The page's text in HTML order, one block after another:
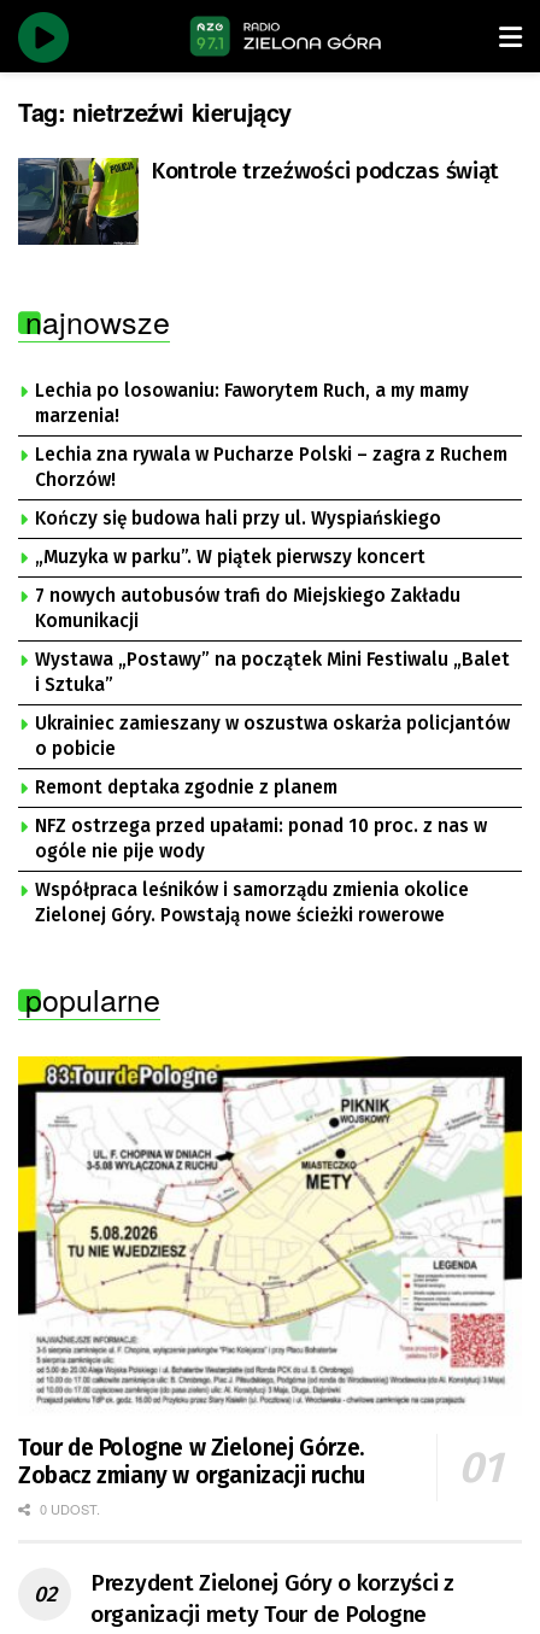
Tag: nietrzeźwi kierujący
Kontrole trzeźwości podczas świąt
najnowsze
Lechia po losowaniu: Faworytem Ruch, a my mamy
marzenia!
Lechia zna rywala w Pucharze Polski – zagra z Ruchem
Chorzów!
Kończy się budowa hali przy ul. Wyspiańskiego
„Muzyka w parku”. W piątek pierwszy koncert
7 nowych autobusów trafi do Miejskiego Zakładu
Komunikacji
Wystawa „Postawy” na początek Mini Festiwalu „Balet
i Sztuka”
Ukrainiec zamieszany w oszustwa oskarża policjantów
o pobicie
Remont deptaka zgodnie z planem
NFZ ostrzega przed upałami: ponad 10 proc. z nas w
ogóle nie pije wody
Współpraca leśników i samorządu zmienia okolice
Zielonej Góry. Powstają nowe ścieżki rowerowe
popularne
Tour de Pologne w Zielonej Górze.
Zobacz zmiany w organizacji ruchu
0 UDOST.
Prezydent Zielonej Góry o korzyści z
organizacji mety Tour de Pologne